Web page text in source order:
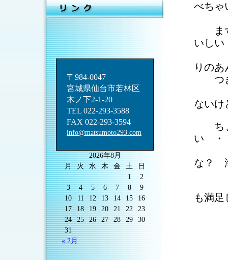
〒984-0047
宮城県仙台市若林区
木ノ下2-1-20
TEL 022-293-3588
FAX 022-293-3594
info@matsumoto293.com
2026年8月
月
火 水 木 金 土
日
1
2
3
4 5 6 7 8
9
10
11 12 13 14 15
16
17
18 19 20 21 22
23
24
25 26 27 28 29
30
31
« 2月
べちゃ
まず
いし
りのあ
つぎ
ないけ
ちょ
い ・
な？
も満